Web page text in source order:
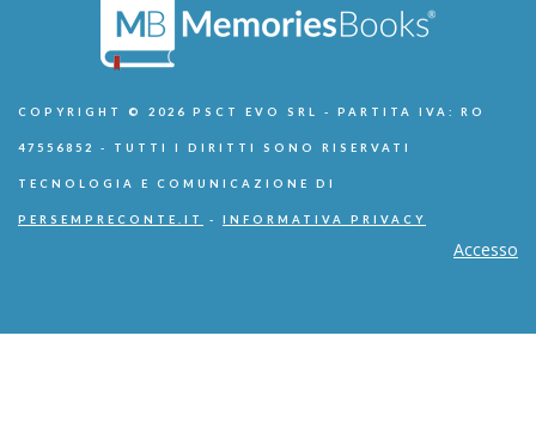
COPYRIGHT © 2026 PSCT EVO SRL - PARTITA IVA: RO
47556852 - TUTTI I DIRITTI SONO RISERVATI
TECNOLOGIA E COMUNICAZIONE DI
PERSEMPRECONTE.IT - INFORMATIVA PRIVACY
Accesso